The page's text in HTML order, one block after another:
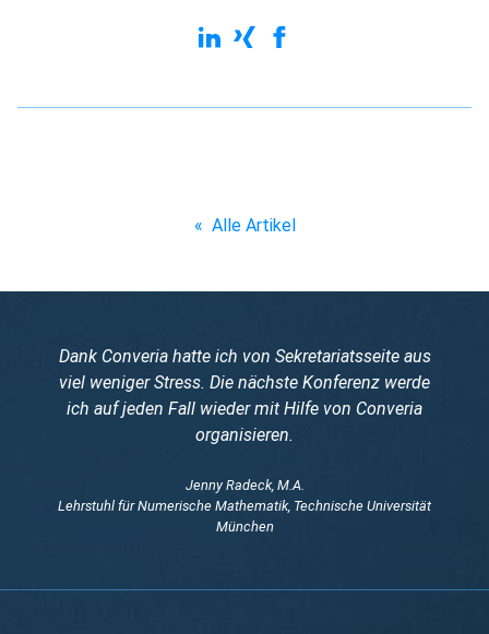
« Alle Artikel
Dank Converia hatte ich von Sekretariatsseite aus
viel weniger Stress. Die nächste Konferenz werde
ich auf jeden Fall wieder mit Hilfe von Converia
organisieren.
Jenny Radeck, M.A.
Lehrstuhl für Numerische Mathematik, Technische Universität
München